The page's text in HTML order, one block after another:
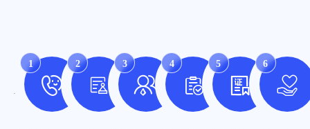
1 2 3 4 5 6